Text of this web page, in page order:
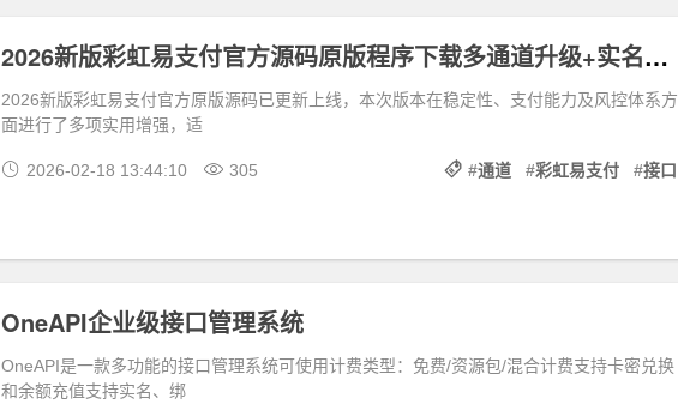
2026新版彩虹易支付官方源码原版程序下载多通道升级+实名认证接口
2026新版彩虹易支付官方原版源码已更新上线，本次版本在稳定性、支付能力及风控体系方
面进行了多项实用增强，适
2026-02-18 13:44:10 305 #通道 #彩虹易支付 #接口
OneAPI企业级接口管理系统
OneAPI是一款多功能的接口管理系统可使用计费类型：免费/资源包/混合计费支持卡密兑换
和余额充值支持实名、绑